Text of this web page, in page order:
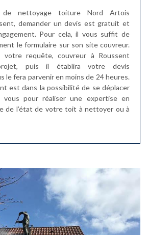
de nettoyage toiture Nord Artois
demander un devis est gratuit et
Pour cela, il vous suffit de
le formulaire sur son site couvreur.
requête, couvreur à Roussent
puis il établira votre devis
le fera parvenir en moins de 24 heures.
est dans la possibilité de se déplacer
vous pour réaliser une expertise en
de l’état de votre toit à nettoyer ou à